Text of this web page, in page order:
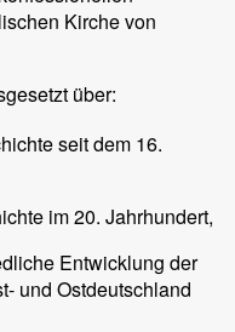
Kirche von
über:
seit dem 16.
im 20. Jahrhundert,
Entwicklung der
und Ostdeutschland